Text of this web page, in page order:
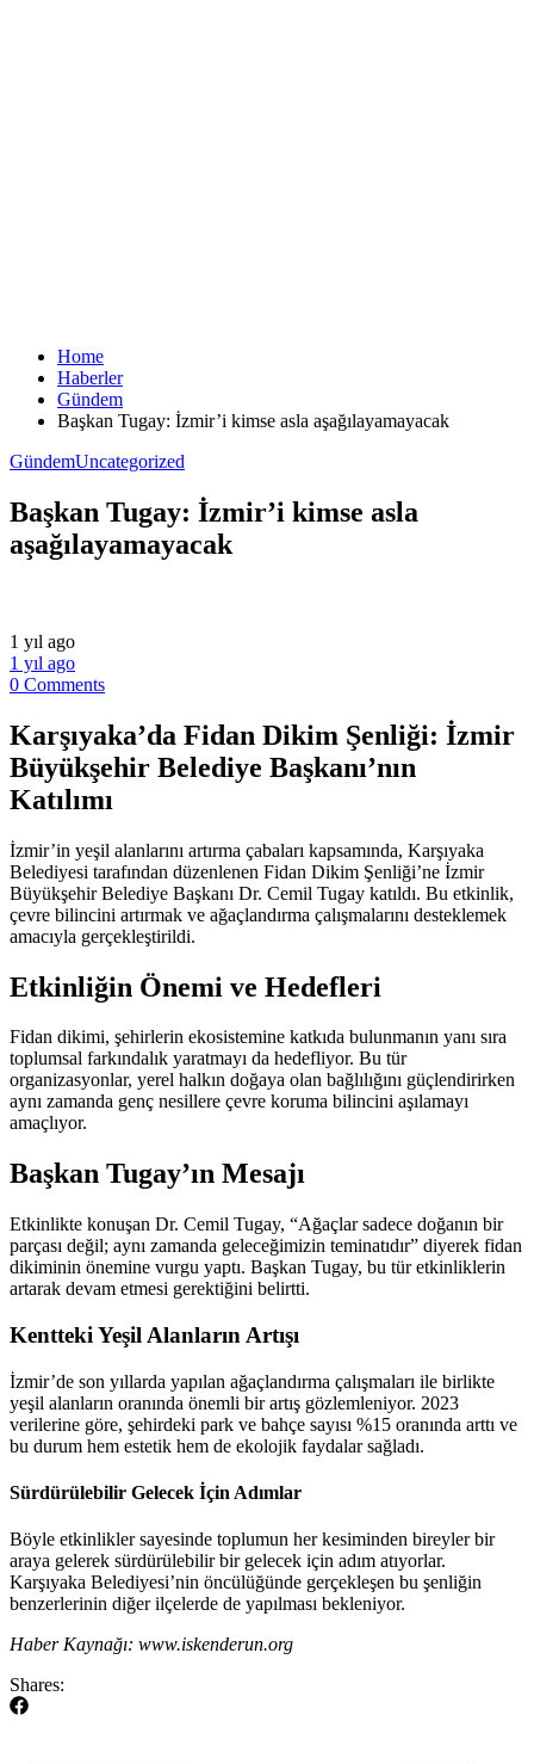
Home
Haberler
Gündem
Başkan Tugay: İzmir’i kimse asla aşağılayamayacak
GündemUncategorized
Başkan Tugay: İzmir’i kimse asla
aşağılayamayacak
1 yıl ago
1 yıl ago
0 Comments
Karşıyaka’da Fidan Dikim Şenliği: İzmir
Büyükşehir Belediye Başkanı’nın
Katılımı
İzmir’in yeşil alanlarını artırma çabaları kapsamında, Karşıyaka
Belediyesi tarafından düzenlenen Fidan Dikim Şenliği’ne İzmir
Büyükşehir Belediye Başkanı Dr. Cemil Tugay katıldı. Bu etkinlik,
çevre bilincini artırmak ve ağaçlandırma çalışmalarını desteklemek
amacıyla gerçekleştirildi.
Etkinliğin Önemi ve Hedefleri
Fidan dikimi, şehirlerin ekosistemine katkıda bulunmanın yanı sıra
toplumsal farkındalık yaratmayı da hedefliyor. Bu tür
organizasyonlar, yerel halkın doğaya olan bağlılığını güçlendirirken
aynı zamanda genç nesillere çevre koruma bilincini aşılamayı
amaçlıyor.
Başkan Tugay’ın Mesajı
Etkinlikte konuşan Dr. Cemil Tugay, “Ağaçlar sadece doğanın bir
parçası değil; aynı zamanda geleceğimizin teminatıdır” diyerek fidan
dikiminin önemine vurgu yaptı. Başkan Tugay, bu tür etkinliklerin
artarak devam etmesi gerektiğini belirtti.
Kentteki Yeşil Alanların Artışı
İzmir’de son yıllarda yapılan ağaçlandırma çalışmaları ile birlikte
yeşil alanların oranında önemli bir artış gözlemleniyor. 2023
verilerine göre, şehirdeki park ve bahçe sayısı %15 oranında arttı ve
bu durum hem estetik hem de ekolojik faydalar sağladı.
Sürdürülebilir Gelecek İçin Adımlar
Böyle etkinlikler sayesinde toplumun her kesiminden bireyler bir
araya gelerek sürdürülebilir bir gelecek için adım atıyorlar.
Karşıyaka Belediyesi’nin öncülüğünde gerçekleşen bu şenliğin
benzerlerinin diğer ilçelerde de yapılması bekleniyor.
Haber Kaynağı: www.iskenderun.org
Shares: